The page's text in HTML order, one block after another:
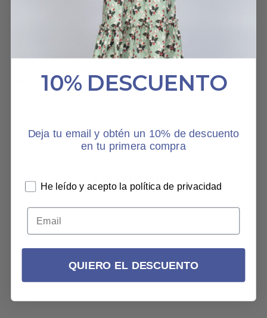
LAURA SOLÉ ALBORS
28 MAYO, 2025
HABLAN DE NOSOTROS
10% DESCUENTO
Deja tu email y obtén un 10% de descuento
en tu primera compra
He leído y acepto la política de privacidad
QUIERO EL DESCUENTO